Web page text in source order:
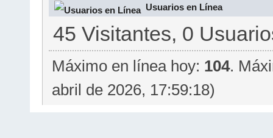
Usuarios en Línea
45 Visitantes, 0
Máximo en línea hoy: 104.
abril de 2026, 17:59:18)